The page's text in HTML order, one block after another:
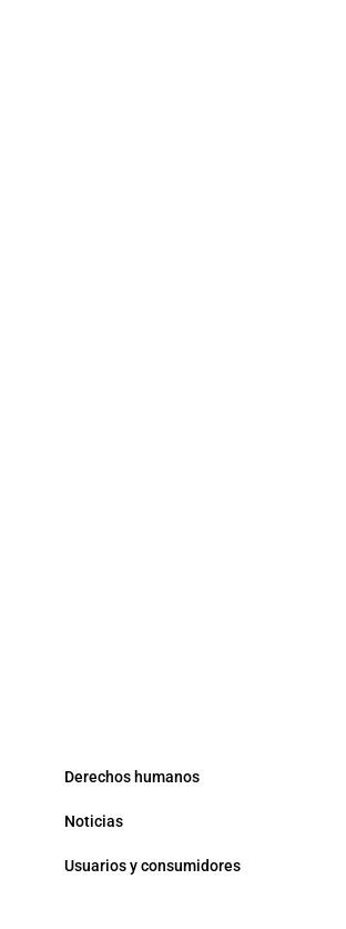
Derechos humanos
Noticias
Usuarios y consumidores